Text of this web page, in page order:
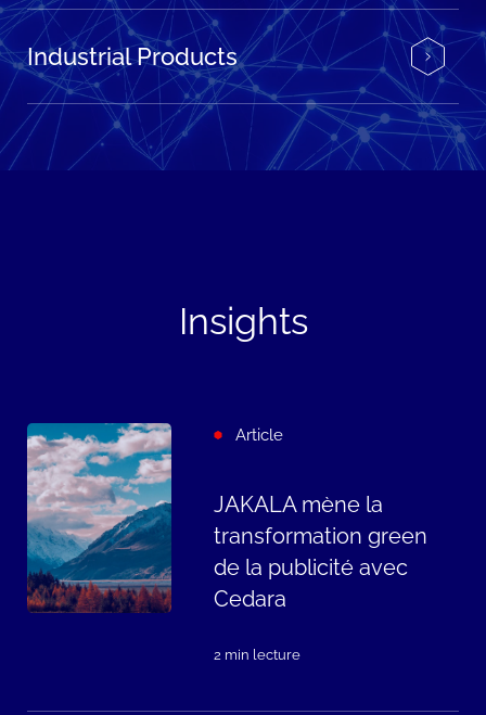
Industrial Products
Insights
Article
JAKALA mène la
transformation green
de la publicité avec
Cedara
2 min lecture